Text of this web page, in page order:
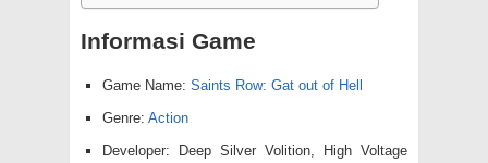
Informasi Game
Game Name: Saints Row: Gat out of Hell
Genre: Action
Developer: Deep Silver Volition, High Voltage